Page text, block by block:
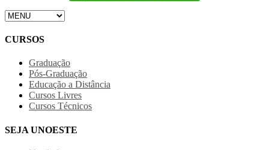
CURSOS
Graduação
Pós-Graduação
Educação a Distância
Cursos Livres
Cursos Técnicos
SEJA UNOESTE